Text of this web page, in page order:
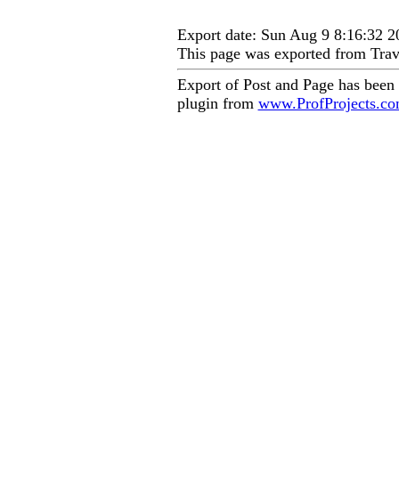
Export date: Sun Aug 9 8:16:32
This page was exported from
Export of Post and Page has
plugin from